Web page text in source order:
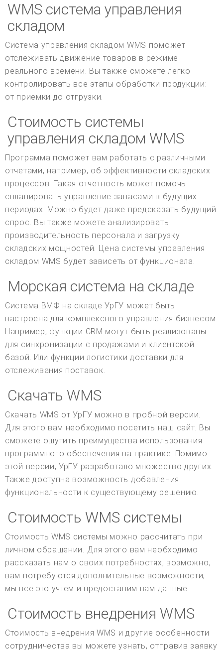
WMS система управления
складом
Система управления складом WMS поможет
отслеживать движение товаров в режиме
реального времени. Вы также сможете легко
контролировать все этапы обработки продукции:
от приемки до отгрузки.
Стоимость системы
управления складом WMS
Программа поможет вам работать с различными
отчетами, например, об эффективности складских
процессов. Такая отчетность может помочь
спланировать управление запасами в будущих
периодах. Можно будет даже предсказать будущий
спрос. Вы также можете анализировать
производительность персонала и загрузку
складских мощностей. Цена системы управления
складом WMS будет зависеть от функционала.
Морская система на складе
Система ВМФ на складе УрГУ может быть
настроена для комплексного управления бизнесом.
Например, функции CRM могут быть реализованы
для синхронизации с продажами и клиентской
базой. Или функции логистики доставки для
отслеживания поставок.
Скачать WMS
Скачать WMS от УрГУ можно в пробной версии.
Для этого вам необходимо посетить наш сайт. Вы
сможете ощутить преимущества использования
программного обеспечения на практике. Помимо
этой версии, УрГУ разработало множество других.
Также доступна возможность добавления
функциональности к существующему решению.
Стоимость WMS системы
Стоимость WMS системы можно рассчитать при
личном обращении. Для этого вам необходимо
рассказать нам о своих потребностях, возможно,
вам потребуются дополнительные возможности,
мы все это учтем и предоставим вам данные.
Стоимость внедрения WMS
Стоимость внедрения WMS и другие особенности
сотрудничества вы можете узнать, отправив заявку